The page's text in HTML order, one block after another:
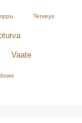
Terveys
Vaate